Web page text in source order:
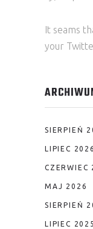
It seams
your
SIERPIEŃ
LIPIEC 2026
CZERWIEC
MAJ 2026
SIERPIEŃ
LIPIEC 2025